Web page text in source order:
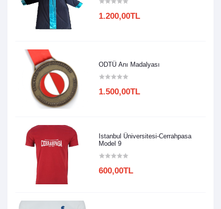
1.200,00TL
ODTÜ Anı Madalyası
1.500,00TL
Istanbul Üniversitesi-Cerrahpasa
Model 9
600,00TL